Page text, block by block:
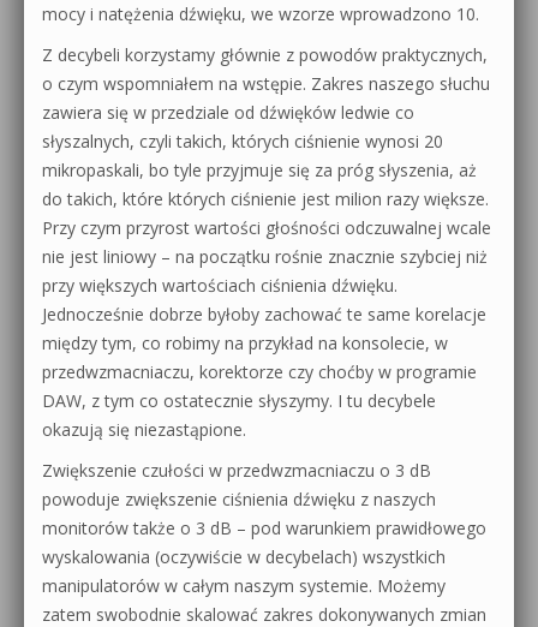
mocy i natężenia dźwięku, we wzorze wprowadzono 10.
Z decybeli korzystamy głównie z powodów praktycznych,
o czym wspomniałem na wstępie. Zakres naszego słuchu
zawiera się w przedziale od dźwięków ledwie co
słyszalnych, czyli takich, których ciśnienie wynosi 20
mikropaskali, bo tyle przyjmuje się za próg słyszenia, aż
do takich, które których ciśnienie jest milion razy większe.
Przy czym przyrost wartości głośności odczuwalnej wcale
nie jest liniowy – na początku rośnie znacznie szybciej niż
przy większych wartościach ciśnienia dźwięku.
Jednocześnie dobrze byłoby zachować te same korelacje
między tym, co robimy na przykład na konsolecie, w
przedwzmacniaczu, korektorze czy choćby w programie
DAW, z tym co ostatecznie słyszymy. I tu decybele
okazują się niezastąpione.
Zwiększenie czułości w przedwzmacniaczu o 3 dB
powoduje zwiększenie ciśnienia dźwięku z naszych
monitorów także o 3 dB – pod warunkiem prawidłowego
wyskalowania (oczywiście w decybelach) wszystkich
manipulatorów w całym naszym systemie. Możemy
zatem swobodnie skalować zakres dokonywanych zmian